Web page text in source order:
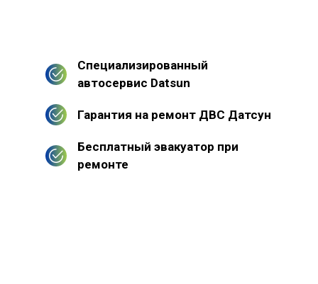
Специализированный
автосервис Datsun
Гарантия на ремонт ДВС Датсун
Бесплатный эвакуатор при
ремонте